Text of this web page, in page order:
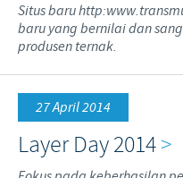
Situs baru
baru yang bernilai dan
produsen ternak.
27 April 2014
Layer Day 2014>